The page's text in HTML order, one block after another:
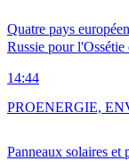
Quatre pays
Russie pour l'Ossétie
14:44
Panneaux solaires et
PROENERGIE,